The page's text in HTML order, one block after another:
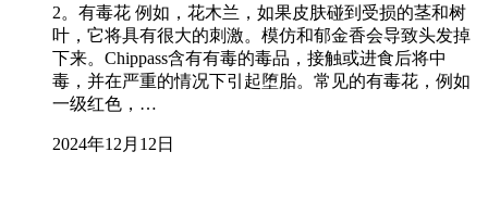
2。有毒花 例如，花木兰，如果皮肤碰到受损的茎和树
叶，它将具有很大的刺激。模仿和郁金香会导致头发掉
下来。Chippass含有有毒的毒品，接触或进食后将中
毒，并在严重的情况下引起堕胎。常见的有毒花，例如
一级红色，…
2024年12月12日